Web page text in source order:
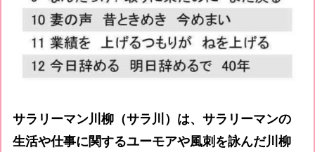
サラリーマン川柳（サラ川）は、サラリーマンの
生活や仕事に関するユーモアや風刺を詠んだ川柳